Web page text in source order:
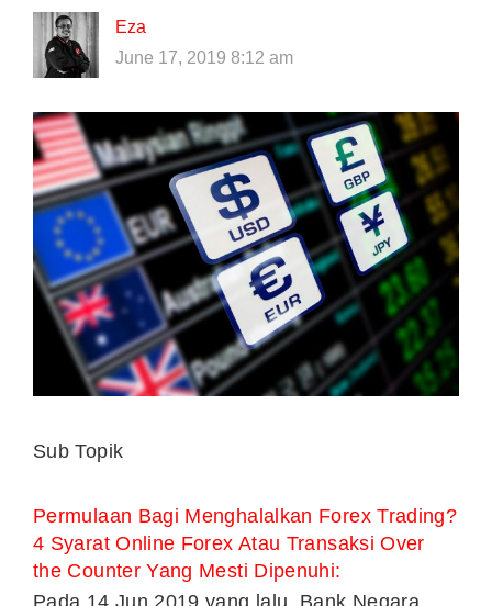
Eza
June 17, 2019 8:12 am
Sub Topik
Permulaan Bagi Menghalalkan Forex Trading?
4 Syarat Online Forex Atau Transaksi Over
the Counter Yang Mesti Dipenuhi: